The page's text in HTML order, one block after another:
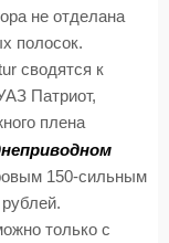
не отделана
полосок.
сводятся к
Патриот,
плена
150-сильным
только с